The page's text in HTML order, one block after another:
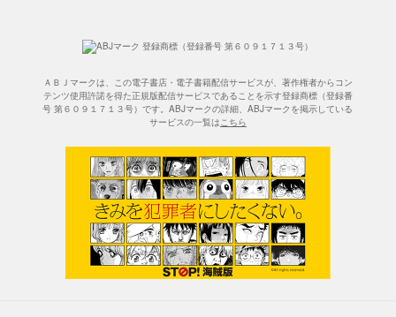
ＡＢＪマークは、この電子書店・電子書籍配信サービスが、著作権者からコン
テンツ使用許諾を得た正規版配信サービスであることを示す登録商標（登録番
号 第６０９１７１３号）です。ABJマークの詳細、ABJマークを掲示している
サービスの一覧はこちら